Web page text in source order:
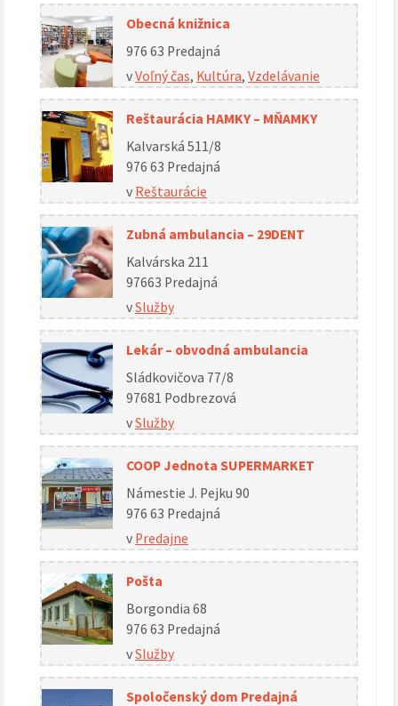
Obecná knižnica
976 63 Predajná
vVoľný čas, Kultúra, Vzdelávanie
Reštaurácia HAMKY – MŇAMKY
Kalvarská 511/8
976 63 Predajná
v Reštaurácie
Zubná ambulancia – 29DENT
Kalvárska 211
97663 Predajná
vSlužby
Lekár – obvodná ambulancia
Sládkovičova 77/8
97681 Podbrezová
vSlužby
COOP Jednota SUPERMARKET
Námestie J. Pejku 90
976 63 Predajná
v Predajne
Pošta
Borgondia 68
976 63 Predajná
vSlužby
Spoločenský dom Predajná